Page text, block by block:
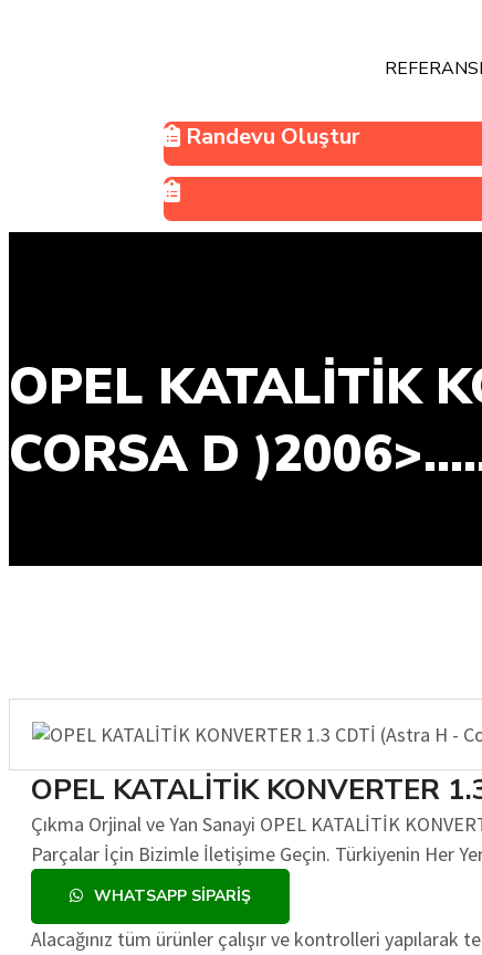
Randevu Oluştur
OPEL KATALİTİK
CORSA D
OPEL KATALİTİK KONVERTER
Çıkma Orjinal ve Yan Sanayi OPEL KATALİTİK
Parçalar İçin Bizimle İletişime Geçin. Türkiyenin Her
WHATSAPP SIPARIŞ
Alacağınız tüm ürünler çalışır ve kontrolleri